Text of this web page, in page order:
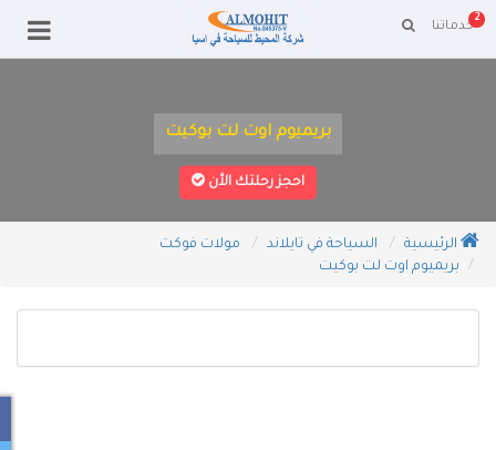
خدماتنا
2
بريميوم اوت لت بوكيت
احجز رحلتك الأن
الرئيسية السياحة في تايلاند
مولات فوكت
بريميوم اوت لت بوكيت